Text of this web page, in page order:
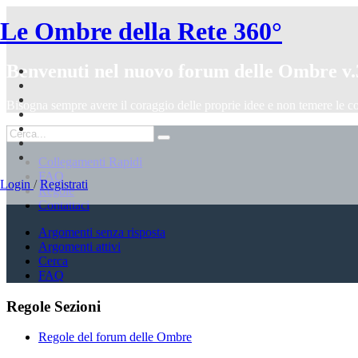
Le Ombre della Rete 360°
Login / Registrati
Benvenuti nel nuovo forum delle Ombre
Bisogna sempre avere il coraggio delle proprie idee e non temere le
Collegamenti Rapidi
FAQ
Regole
Contattaci
Argomenti senza risposta
Argomenti attivi
Cerca
FAQ
Regole Sezioni
Regole del forum delle Ombre